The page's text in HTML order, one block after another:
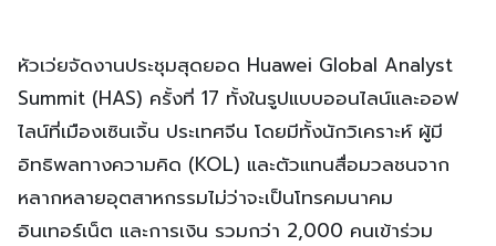
หัวเว่ยจัดงานประชุมสุดยอด Huawei Global Analyst
Summit (HAS) ครั้งที่ 17 ทั้งในรูปแบบออนไลน์และออฟ
ไลน์ที่เมืองเซินเจิ้น ประเทศจีน โดยมีทั้งนักวิเคราะห์ ผู้มี
อิทธิพลทางความคิด (KOL) และตัวแทนสื่อมวลชนจาก
หลากหลายอุตสาหกรรมไม่ว่าจะเป็นโทรคมนาคม
อินเทอร์เน็ต และการเงิน รวมกว่า 2,000 คนเข้าร่วม